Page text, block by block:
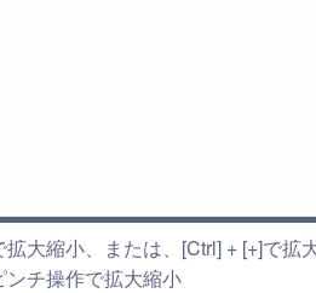
大縮小、または、[Ctrl] + [+]で拡
チ操作で拡大縮小